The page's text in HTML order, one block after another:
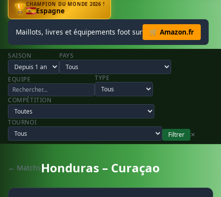
🏆CHAMPION DU MONDE 2026 !
Espagne
Maillots, livres et équipements foot sur 🛒 Amazon.fr
SAISON PAYS
EQUIPE TYPE
COMPÉTITION
TOURNOI
Filtrer
✕
← MatchsHonduras – Curaçao